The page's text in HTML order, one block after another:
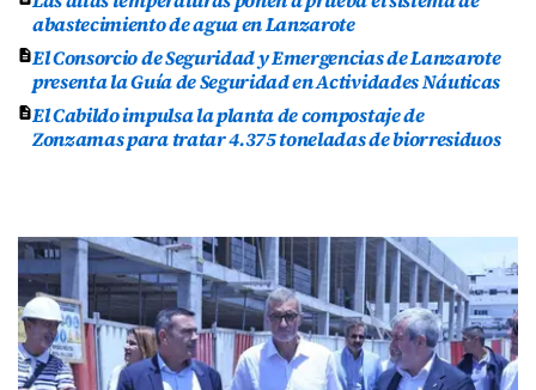
abastecimiento de agua en Lanzarote
El Consorcio de Seguridad y Emergencias de Lanzarote
presenta la Guía de Seguridad en Actividades Náuticas
El Cabildo impulsa la planta de compostaje de
Zonzamas para tratar 4.375 toneladas de biorresiduos